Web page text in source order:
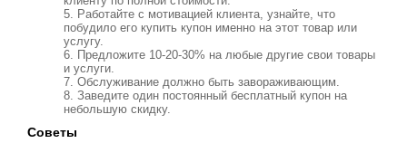
Работайте с мотивацией клиента, узнайте, что
побудило его купить купон именно на этот товар или
услугу.
Предложите 10-20-30% на любые другие свои товары
и услуги.
Обслуживание должно быть завораживающим.
Заведите один постоянный бесплатный купон на
небольшую скидку.
Советы